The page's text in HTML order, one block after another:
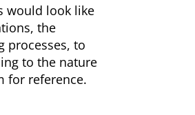
would look like
the
processes, to
to the nature
for reference.